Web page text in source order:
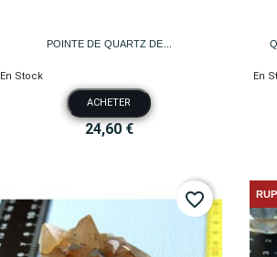
POINTE DE QUARTZ DE...
En Stock
ACHETER
24,60 €
En
favorite_border